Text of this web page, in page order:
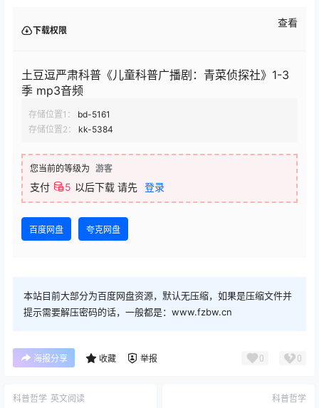
下载权限
查看
土豆逗严肃科普《儿童科普广播剧：青菜侦探社》1-3
季 mp3音频
存储位置1：
bd-5161
存储位置2：
kk-5384
您当前的等级为 游客
支付 5 以后下载 请先 登录
百度网盘 夸克网盘
本站目前大部分为百度网盘资源，默认无压缩，如果是压缩文件并
提示需要解压密码的话，一般都是：www.fzbw.cn
海报分享 收藏 举报 0 0
科普哲学 英文阅读 科普哲学